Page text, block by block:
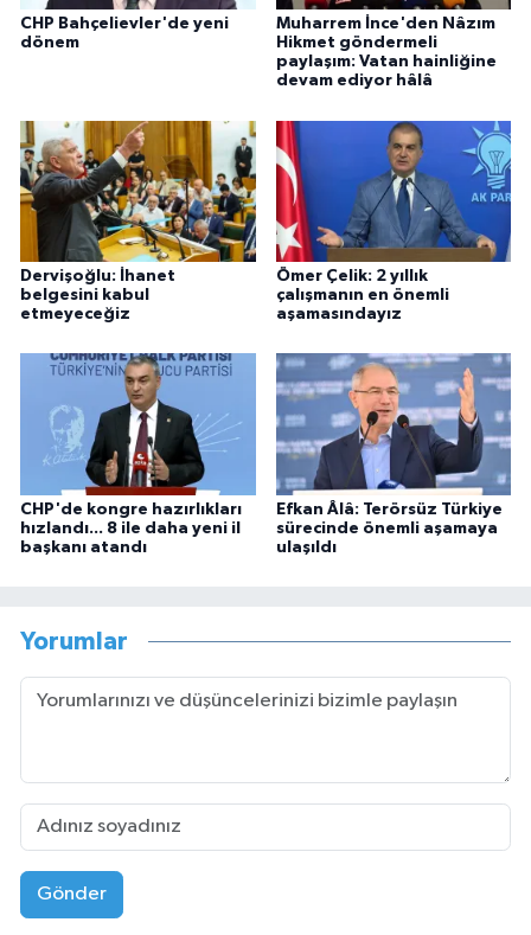
CHP Bahçelievler'de yeni
dönem
Muharrem İnce'den Nâzım
Hikmet göndermeli
paylaşım: Vatan hainliğine
devam ediyor hâlâ
Dervişoğlu: İhanet
belgesini kabul
etmeyeceğiz
Ömer Çelik: 2 yıllık
çalışmanın en önemli
aşamasındayız
CHP'de kongre hazırlıkları
hızlandı... 8 ile daha yeni il
başkanı atandı
Efkan Âlâ: Terörsüz Türkiye
sürecinde önemli aşamaya
ulaşıldı
Yorumlar
Gönder